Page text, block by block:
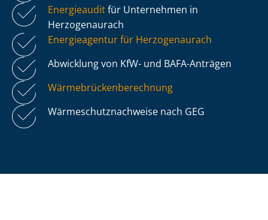
Energieauditfür Unternehmen in
Herzogenaurach
Energieagentur für Herzogenaurach
Abwicklung von KfW- und BAFA-Anträgen
Wär­me­brü­cken­be­rech­nung
Wär­me­schutz­nach­wei­se nach GEG